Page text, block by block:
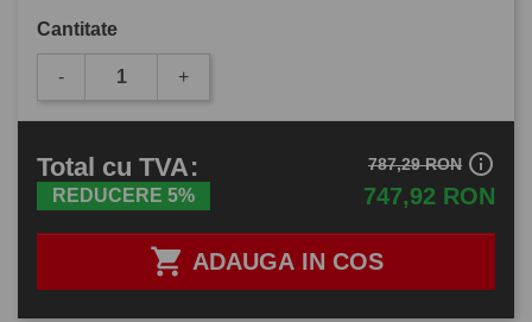
Cantitate
- +
 ADAUGA IN COS
Total cu TVA:
REDUCERE 5% 747,92 RON
787,29 RON info_outline